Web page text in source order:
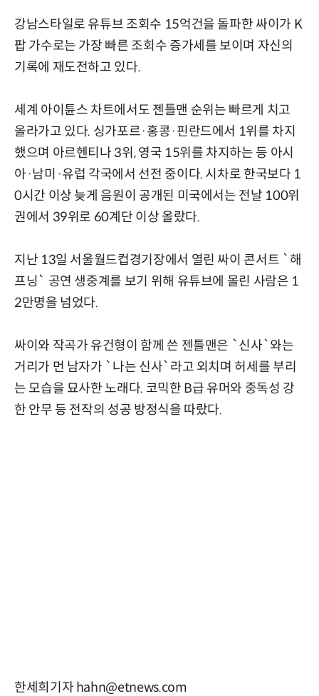
강남스타일로 유튜브 조회수 15억건을 돌파한 싸이가 K
팝 가수로는 가장 빠른 조회수 증가세를 보이며 자신의
기록에 재도전하고 있다.
세계 아이튠스 차트에서도 젠틀맨 순위는 빠르게 치고
올라가고 있다. 싱가포르·홍콩·핀란드에서 1위를 차지
했으며 아르헨티나 3위, 영국 15위를 차지하는 등 아시
아·남미·유럽 각국에서 선전 중이다. 시차로 한국보다 1
0시간 이상 늦게 음원이 공개된 미국에서는 전날 100위
권에서 39위로 60계단 이상 올랐다.
지난 13일 서울월드컵경기장에서 열린 싸이 콘서트 `해
프닝` 공연 생중계를 보기 위해 유튜브에 몰린 사람은 1
2만명을 넘었다.
싸이와 작곡가 유건형이 함께 쓴 젠틀맨은 `신사`와는
거리가 먼 남자가 `나는 신사`라고 외치며 허세를 부리
는 모습을 묘사한 노래다. 코믹한 B급 유머와 중독성 강
한 안무 등 전작의 성공 방정식을 따랐다.
한세희기자 hahn@etnews.com